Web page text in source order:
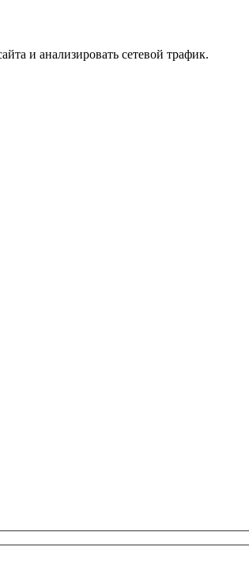
и анализировать сетевой трафик.